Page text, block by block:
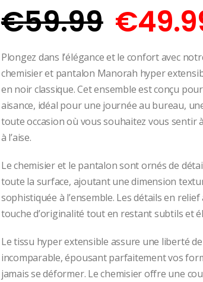
€59.99 Le
prix
initial
était :
€
Plongez dans l’élégance et le confort avec
chemisier et pantalon Manorah hyper
en noir classique. Cet ensemble est conçu
aisance, idéal pour une journée au bureau,
toute occasion où vous souhaitez vous sentir
à l’aise.
Le chemisier et le pantalon sont ornés de
toute la surface, ajoutant une dimension
sophistiquée à l’ensemble. Les détails en
touche d’originalité tout en restant subtils et
Le tissu hyper extensible assure une liberté
incomparable, épousant parfaitement vos
jamais se déformer. Le chemisier offre une